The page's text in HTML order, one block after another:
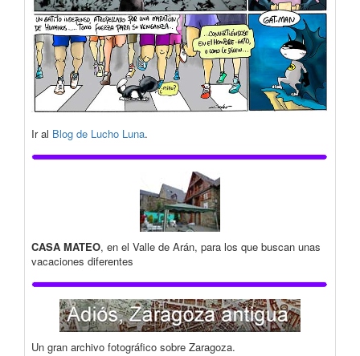
Ir al Blog de Lucho Luna.
CASA MATEO, en el Valle de Arán, para los que buscan unas
vacaciones diferentes
Un gran archivo fotográfico sobre Zaragoza.